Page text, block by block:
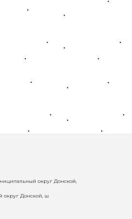
округ Донской,
округ Донской, ш